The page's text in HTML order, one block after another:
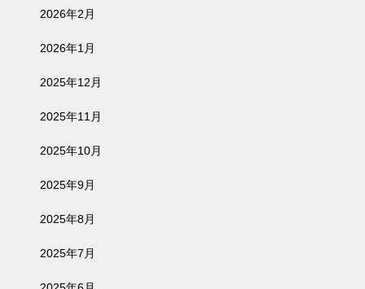
2026年2月
2026年1月
2025年12月
2025年11月
2025年10月
2025年9月
2025年8月
2025年7月